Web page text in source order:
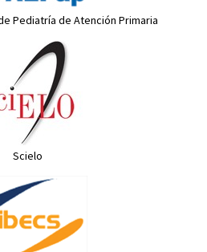
Pediatría de Atención Primaria
Scielo